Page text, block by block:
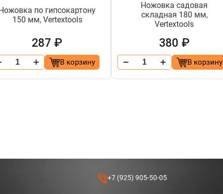
по гипсокартону
150 мм, Vertextools
287 ₽
В корзину
Ножовка садовая
складная 180 мм,
Vertextools
380 ₽
В корзину
+7 (925) 905-50-05